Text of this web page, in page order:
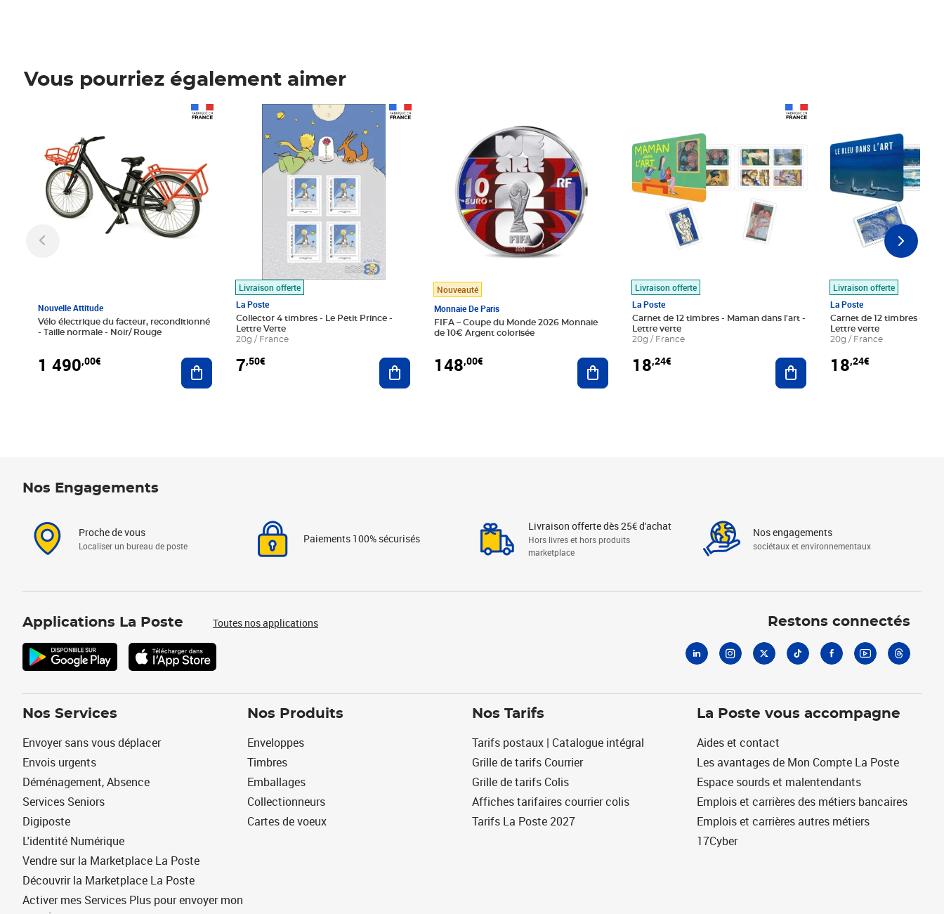
Vous pourriez également aimer
Nouvelle Attitude
Vélo électrique du facteur, reconditionné
- Taille normale - Noir/ Rouge
1 490,00€ Ajouter au panier
Livraison offerte
La Poste
Collector 4 timbres - Le Petit Prince -
Lettre Verte
20g / France
7,50€
Prix 7,50€
Ajouter au panier
Nouveauté
Monnaie De Paris
FIFA – Coupe du Monde 2026 Monnaie
de 10€ Argent colorisée
148,00€ Ajouter au panier
Livraison offerte
La Poste
Carnet de 12 timbres - Maman dans l'art -
Lettre verte
20g / France
18,24€ Ajouter au panier
Livraison offerte
La Poste
Carnet de 12 timbres - Le
Lettre verte
20g / France
18,24€
Nos Engagements
Proche de vous
Localiser un bureau de poste
Paiements 100% sécurisés
Livraison offerte dès 25€ d'achat
Hors livres et hors produits
marketplace
Nos engagements
sociétaux et environnementaux
Applications La Poste Toutes nos applications Restons connectés
Nos Services
Envoyer sans vous déplacer
Envois urgents
Déménagement, Absence
Services Seniors
Digiposte
L'identité Numérique
Vendre sur la Marketplace La Poste
Découvrir la Marketplace La Poste
Activer mes Services Plus pour envoyer mon
Nos Produits
Enveloppes
Timbres
Emballages
Collectionneurs
Cartes de voeux
Nos Tarifs
Tarifs postaux | Catalogue intégral
Grille de tarifs Courrier
Grille de tarifs Colis
Affiches tarifaires courrier colis
Tarifs La Poste 2027
La Poste vous accompagne
Aides et contact
Les avantages de Mon Compte La Poste
Espace sourds et malentendants
Emplois et carrières des métiers bancaires
Emplois et carrières autres métiers
17Cyber